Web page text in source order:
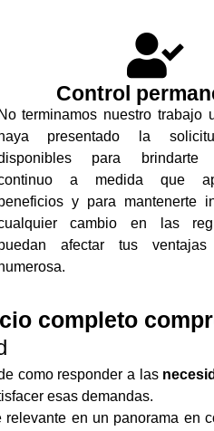
Control
No terminamos nuestro trabajo
haya presentado la
para brindarte
a medida que
beneficios y para mantenerte
cambio en las
afectar tus
completo
como responder a las
esas demandas.
en un panorama